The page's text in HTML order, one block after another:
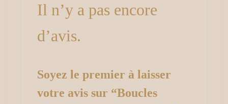
Il n’y a pas encore
d’avis.
Soyez le premier à laisser
votre avis sur “Boucles